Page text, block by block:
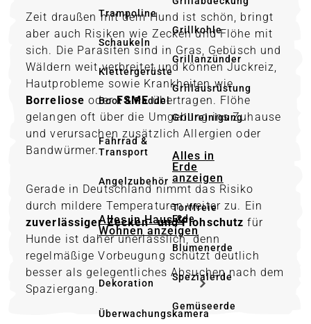
Trampoline
Schaukeln
Klettergerüste
Boot & Paddel
Fahrrad &
Transport
Angelzubehör
Alles in Haus &
Wohnen anzeigen
Dekoration
Überwachungskamera
Grillkohle
Grillanzünder
Grillausrüstung
Grillreinigung
Alles in
Erde
anzeigen
Torffreie
Erde
Blumenerde
Spezialerde
Gemüseerde
Zeit draußen mit dem Hund ist schön, bringt
aber auch Risiken wie Zecken und Flöhe mit
sich. Die Parasiten sind in Gras, Gebüsch und
Wäldern weit verbreitet und können Juckreiz,
Hautprobleme sowie Krankheiten wie
Borreliose oderFSMEübertragen. Flöhe
gelangen oft über die Umgebung ins Zuhause
und verursachen zusätzlich Allergien oder
Bandwürmer.
Gerade in Deutschland nimmt das Risiko
durch mildere Temperaturen weiter zu. Ein
zuverlässiger Zecken- und Flohschutz für
Hunde ist daher unerlässlich, denn
regelmäßige Vorbeugung schützt deutlich
besser als gelegentliches Absuchen nach dem
Spaziergang.